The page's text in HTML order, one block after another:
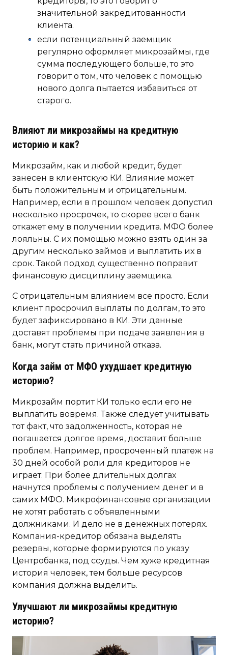
значительной закредитованности
клиента.
если потенциальный заемщик
регулярно оформляет микрозаймы, где
сумма последующего больше, то это
говорит о том, что человек с помощью
нового долга пытается избавиться от
старого.
Влияют ли микрозаймы на кредитную
историю и как?
Микрозайм, как и любой кредит, будет
занесен в клиентскую КИ. Влияние может
быть положительным и отрицательным.
Например, если в прошлом человек допустил
несколько просрочек, то скорее всего банк
откажет ему в получении кредита. МФО более
лояльны. С их помощью можно взять один за
другим несколько займов и выплатить их в
срок. Такой подход существенно поправит
финансовую дисциплину заемщика.
С отрицательным влиянием все просто. Если
клиент просрочил выплаты по долгам, то это
будет зафиксировано в КИ. Эти данные
доставят проблемы при подаче заявления в
банк, могут стать причиной отказа.
Когда займ от МФО ухудшает кредитную
историю?
Микрозайм портит КИ только если его не
выплатить вовремя. Также следует учитывать
тот факт, что задолженность, которая не
погашается долгое время, доставит больше
проблем. Например, просроченный платеж на
30 дней особой роли для кредиторов не
играет. При более длительных долгах
начнутся проблемы с получением денег и в
самих МФО. Микрофинансовые организации
не хотят работать с объявленными
должниками. И дело не в денежных потерях.
Компания-кредитор обязана выделять
резервы, которые формируются по указу
Центробанка, под ссуды. Чем хуже кредитная
история человек, тем больше ресурсов
компания должна выделить.
Улучшают ли микрозаймы кредитную
историю?